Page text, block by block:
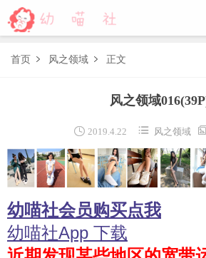
FREE LOVEPLUS R15
森萝财团视频
木花琳琳是勇者写真 木花琳琳是勇者视频
首页  风之领域  正文
风之领域016
 2019.4.22  风之领域
幼喵社会员购买点我
幼喵社App 下载